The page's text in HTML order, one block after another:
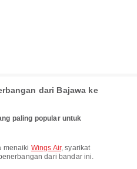
dari Bajawa ke
paling popular untuk
menaiki Wings Air, syarikat
dari bandar ini.